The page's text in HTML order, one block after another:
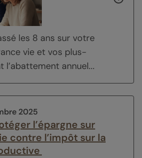
les 8 ans sur votre
vie et vos plus-
l’abattement annuel...
2025
l’épargne sur
contre l’impôt sur la